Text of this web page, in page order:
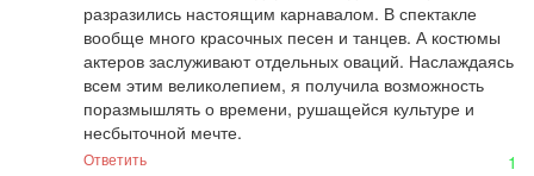
разразились настоящим карнавалом. В спектакле
вообще много красочных песен и танцев. А костюмы
актеров заслуживают отдельных оваций. Наслаждаясь
всем этим великолепием, я получила возможность
поразмышлять о времени, рушащейся культуре и
несбыточной мечте.
Ответить 1